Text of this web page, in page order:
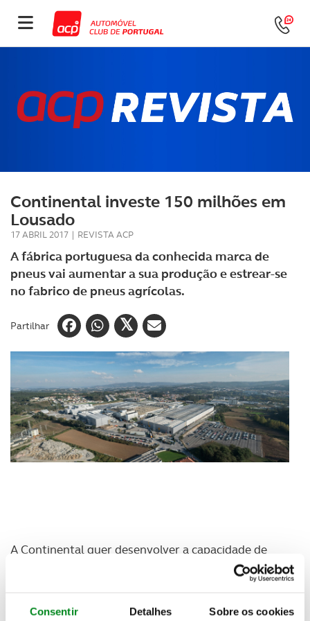
Consentir Detalhes Sobre os cookies
Continental investe 150 milhões em
Lousado
17 ABRIL 2017 | REVISTA ACP
A fábrica portuguesa da conhecida marca de
pneus vai aumentar a sua produção e estrear-se
no fabrico de pneus agrícolas.
Partilhar
A Continental quer desenvolver a capacidade de
produção da sua fábrica portuguesa em Lousado.
Para o efeito, quer investir cerca de 150 milhões de
euros naquelas instalações em finais de 2018.